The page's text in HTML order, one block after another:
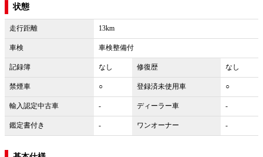
状態
走行距離 13km
車検 車検整備付
記録簿 なし 修復歴 なし
禁煙車 ○ 登録済未使用車 ○
輸入認定中古車 - ディーラー車 -
鑑定書付き - ワンオーナー -